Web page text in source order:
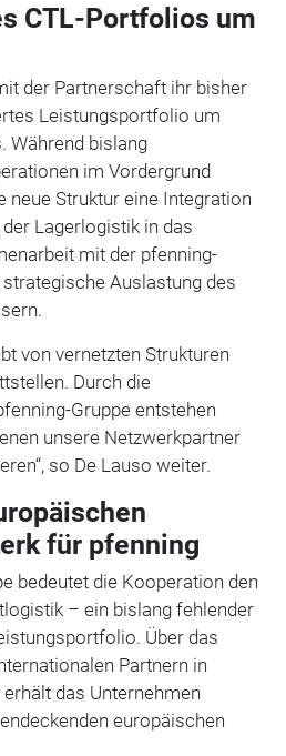
CTL-Portfolios um
der Partnerschaft ihr bisher
Leistungsportfolio um
Während bislang
im Vordergrund
neue Struktur eine Integration
Lagerlogistik in das
mit der pfenning-
Auslastung des
von vernetzten Strukturen
Durch die
Gruppe entstehen
unsere Netzwerkpartner
so De Lauso weiter.
für pfenning
bedeutet die Kooperation den
– ein bislang fehlender
Über das
Partnern in
das Unternehmen
europäischen